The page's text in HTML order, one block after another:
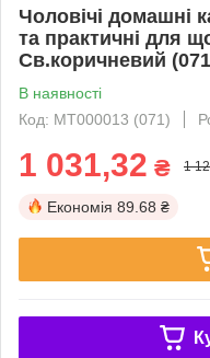
Чоловічі домашні
та практичні для
Св.коричневий
В наявності
Код: МТ000013 (071)
1 031,32 ₴ 1
Економія 89.68 ₴